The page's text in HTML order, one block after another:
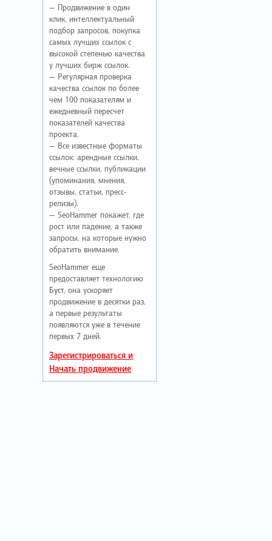
— Продвижение в один
клик, интеллектуальный
подбор запросов, покупка
самых лучших ссылок с
высокой степенью качества
у лучших бирж ссылок.
— Регулярная проверка
качества ссылок по более
чем 100 показателям и
ежедневный пересчет
показателей качества
проекта.
— Все известные форматы
ссылок: арендные ссылки,
вечные ссылки, публикации
(упоминания, мнения,
отзывы, статьи, пресс-
релизы).
— SeoHammer покажет, где
рост или падение, а также
запросы, на которые нужно
обратить внимание.
SeoHammer еще
предоставляет технологию
Буст, она ускоряет
продвижение в десятки раз,
а первые результаты
появляются уже в течение
первых 7 дней.
Зарегистрироваться и
Начать продвижение